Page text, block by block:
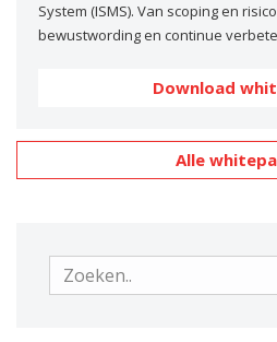
System (ISMS). Van scoping en
bewustwording en continue
Download
Alle
Zoeken